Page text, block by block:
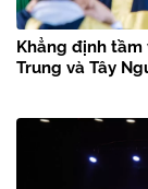
Khẳng định tầm
Trung và Tây